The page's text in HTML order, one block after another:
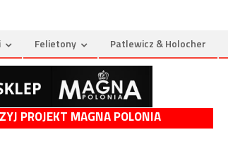
Felietony Patlewicz & Holocher
PROJEKT MAGNA POLONIA